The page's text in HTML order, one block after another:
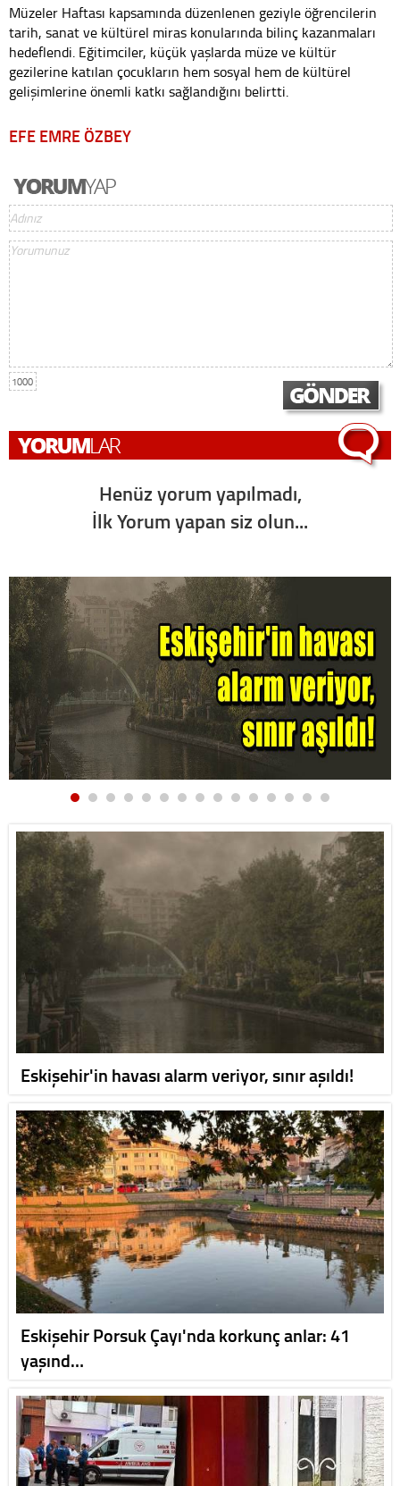
Müzeler Haftası kapsamında düzenlenen geziyle öğrencilerin
tarih, sanat ve kültürel miras konularında bilinç kazanmaları
hedeflendi. Eğitimciler, küçük yaşlarda müze ve kültür
gezilerine katılan çocukların hem sosyal hem de kültürel
gelişimlerine önemli katkı sağlandığını belirtti.
EFE EMRE ÖZBEY
1000
Henüz yorum yapılmadı,
İlk Yorum yapan siz olun...
Eskişehir'in havası alarm veriyor, sınır aşıldı!
Eskişehir Porsuk Çayı'nda korkunç anlar: 41
yaşınd…